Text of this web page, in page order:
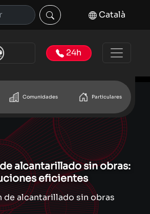
Català
24h
Comunidades Particulares
alcantarillado sin obras:
eficientes
de alcantarillado sin obras